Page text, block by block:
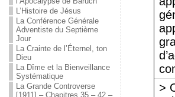
L’Histoire de Jésus
La Conférence Générale
Adventiste du Septième
Jour
La Crainte de l’Éternel, ton
Dieu
La Dîme et la Bienveillance
Systématique
La Grande Controverse
[1911] – Chapitres 35 – 42 –
>